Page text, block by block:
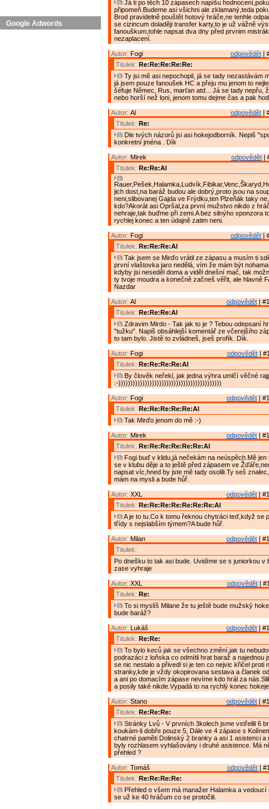
Google Adwords
Já ti po těch 10 zápasech napíšu
připomeň.Budeme asi všichni ale zklamaný,teda
Brod pravidelně pouštět hotový hráče,ne tenhle
se cizincum dolaději transfer karty,to je už vážně
fanouškum,tohle napsat dva dny před prvnim
nezaplacení.
odpovědět |
Autor: Fogi
Titulek: Re:Re:Re:Re:Re:
Ty jsi mě asi nepochopil, já se tady nezastávám
já jsem pouze fanoušek HC a přeju mu jenom to
šéfuje Němec, Rus, marťan atd... Já se tady nepřu,
nebo horší než loni, jenom tomu dejme čas a pak
odpovědět |
Autor: Al
Titulek: Re:
Dle tvých názorů jsi asi hokejodborník. Nepiš
konkretní jména . Dík
odpovědět |
Autor: Mirek
Titulek: Re:Re:Al
jich dost,na baráž budou ale dobrý,proto jsou na
neni,slibovanej Gajda ve Frýdku,ten Plzeňák taky
kdo?Akorát asi Opršal,za první mužstvo nikdo z
nehraje,tak buďme při zemi.A bez silnýho sponzora
rychlej konec a ten údajně zatim neni.
odpovědět |
Autor: Fogi
Titulek: Re:Re:Re:Al
Tak jsem se Mirďo vrátil ze zápasu a musím ti
první vlaštovka jaro nedělá, vím že mám být
kdyby jsi neseděl doma a viděl dnešní mač, tak
ty tvoje moudra a konečně začneš věřit, ale hlavně
Nazdar
odpovědět |
Autor: Al
Titulek: Re:Re:Re:Al
Zdravim Mirdo - Tak jak to je ? Tebou odepsaní
"tužku". Napiš obsáhlejší komentář ze včerejšího
to tam bylo. Jistě to zvládneš, jseš profík. Dík.
odpovědět |
Autor: Fogi
Titulek: Re:Re:Re:Re:Al
By člověk neřekl, jak jedna výhra umlčí věčné
:-)))))))))))))))))))))))))))))))))))))))))))
odpovědět |
Autor: Fogi
Titulek: Re:Re:Re:Re:Re:Al
Tak Mirďo jenom do mě :-)
odpovědět |
Autor: Mirek
Titulek: Re:Re:Re:Re:Re:Re:Al
Fogi buď v klidu,já nečekám na neúspěch.Mě
se v klubu děje a to ještě před zápasem ve
napsat víc,hned by jste mě tady osolili.Ty seš
mám na mysli a bude hůř.
odpovědět |
Autor: XXL
Titulek: Re:Re:Re:Re:Re:Re:Re:Al
A je to tu.Co k tomu řeknou chytráci teď,když se
třídy s nejslabším týmem?A bude hůř.
odpovědět |
Autor: Milan
Titulek:
Po dnešku to tak asi bude. Uvidíme se s juniorkou v
zase vyhraje
odpovědět |
Autor: XXL
Titulek: Re:
To si myslíš Milane že tu ještě bude mužský
bude baráž?
odpovědět |
Autor: Lukáš
Titulek: Re:Re:
To bylo keců jak se všechno změní,jak tu
podrazáci z loňska co odmítli hrat baraž a najednou
se nic nestalo a přivedl si je ten co nejvic křičel proti
stranky,kde je vždy okopirovana sestava a članek
a ani po domacím zápase nevíme kdo hrál za
a posily také nikde.Vypadá to na rychlý konec
odpovědět |
Autor: Stano
Titulek: Re:Re:Re:
Stránky Lvů - V prvních 3kolech jsme vstřelili 6
koukám-li dobře pouze 5, Dále ve 4 zápase s
chatrné paměti Dolinský 2 branky a asi 1 asistenci a
byly rozhlasem vyhlašovány i druhé asistence. Má
přehled ?
odpovědět |
Autor: Tomáš
Titulek: Re:Re:Re:Re:
Přehled o všem má manažer Halamka a
se už ke 40 hráčum co se protočili.